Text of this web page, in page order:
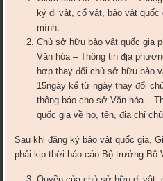
ký di vật, cổ vật, bảo vật
mình.
Chủ sở hữu bảo vật quốc gia
Văn hóa – Thông tin địa
hợp thay đổi chủ sở hữu bảo
15ngày kể từ ngày thay đổi
thông báo cho sở Văn hóa –
quốc gia về họ, tên, địa chỉ
Sau khi đăng ký bảo vật quốc gia,
phải kịp thời báo cáo Bộ trưởng Bộ